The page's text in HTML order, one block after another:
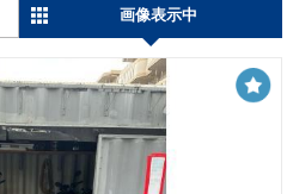
画像表示中